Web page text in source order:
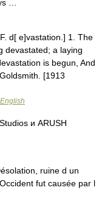
…
d[ e]vastation.] 1. The
devastated; a laying
is begun, And
[1913
и ARUSH
ruine d un
fut causée par l